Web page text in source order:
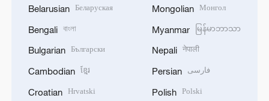
Belarusian Беларуская
Bengali বাংলা
Bulgarian Български
Cambodian ខ្មែរ
Croatian Hrvatski
Mongolian Монгол
Myanmar မြန်မာဘာသာ
Nepali नेपाली
Persian فارسی
Polish Polski